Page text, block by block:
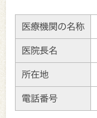
医療機関の名称
医院長名
所在地
電話番号